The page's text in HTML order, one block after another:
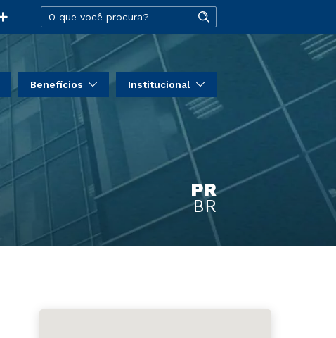
Benefícios Institucional
PR
BR